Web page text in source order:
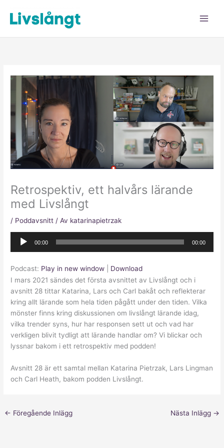
innehåll
Retrospektiv, ett halvårs lärande
med Livslångt
/ Poddavsnitt / Av katarinapietrzak
Ljudspelare
00:00 00:00
Podcast: Play in new window
Download
I mars 2021 sändes det första avsnittet av Livslångt och i
avsnitt 28 tittar Katarina, Lars och Carl bakåt och reflekterar
kring allt lärande som hela tiden pågått under den tiden. Vilka
mönster finns kring diskussionen om livslångt lärande idag,
vilka trender syns, hur har responsen sett ut och vad har
verkligen blivit tydligt att lärande handlar om? Vi blickar och
lyssnar bakom i ett retrospektiv med podden!
Avsnitt 28 är ett samtal mellan Katarina Pietrzak, Lars Lingman
och Carl Heath, bakom podden Livslångt.
← Föregående Inlägg Nästa Inlägg →